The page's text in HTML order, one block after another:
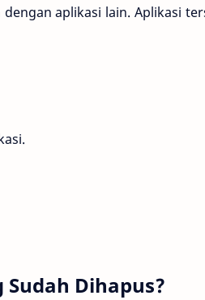
aplikasi lain. Aplikasi
Sudah Dihapus?